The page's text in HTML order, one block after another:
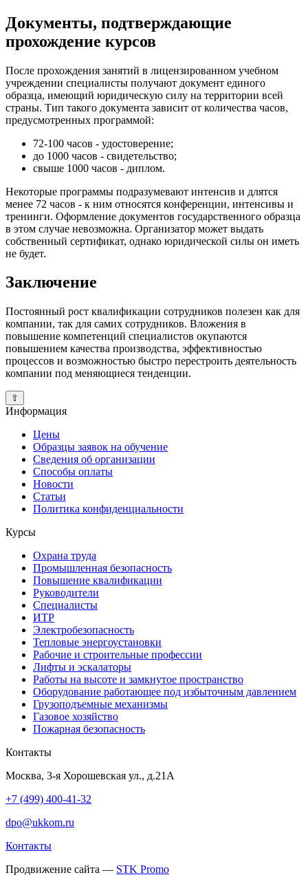
Документы, подтверждающие
прохождение курсов
После прохождения занятий в лицензированном учебном
учреждении специалисты получают документ единого
образца, имеющий юридическую силу на территории всей
страны. Тип такого документа зависит от количества часов,
предусмотренных программой:
72-100 часов - удостоверение;
до 1000 часов - свидетельство;
свыше 1000 часов - диплом.
Некоторые программы подразумевают интенсив и длятся
менее 72 часов - к ним относятся конференции, интенсивы и
тренинги. Оформление документов государственного образца
в этом случае невозможна. Организатор может выдать
собственный сертификат, однако юридической силы он иметь
не будет.
Заключение
Постоянный рост квалификации сотрудников полезен как для
компании, так для самих сотрудников. Вложения в
повышение компетенций специалистов окупаются
повышением качества производства, эффективностью
процессов и возможностью быстро перестроить деятельность
компании под меняющиеся тенденции.
⇧
Информация
Цены
Образцы заявок на обучение
Сведения об организации
Способы оплаты
Новости
Статьи
Политика конфиденциальности
Курсы
Охрана труда
Промышленная безопасность
Повышение квалификации
Руководители
Специалисты
ИТР
Электробезопасность
Тепловые энергоустановки
Рабочие и строительные профессии
Лифты и эскалаторы
Работы на высоте и замкнутое пространство
Оборудование работающее под избыточным давлением
Грузо­подъемные механизмы
Газовое хозяйство
Пожарная безопасность
Контакты
Москва, 3-я Хорошевская ул., д.21А
+7 (499) 400-41-32
dpo@ukkom.ru
Контакты
Продвижение сайта — STK Promo